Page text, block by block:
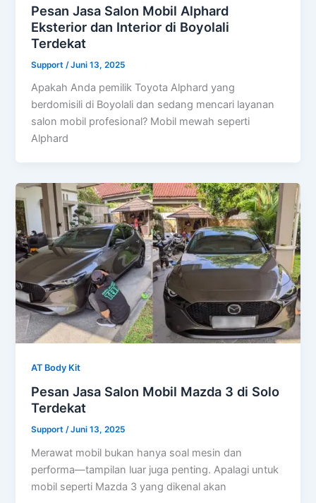
Pesan Jasa Salon Mobil Alphard
Eksterior dan Interior di Boyolali
Terdekat
Support /Juni 13, 2025
Apakah Anda pemilik Toyota Alphard yang
berdomisili di Boyolali dan sedang mencari layanan
salon mobil profesional? Mobil mewah seperti
Alphard
AT Body Kit
Pesan Jasa Salon Mobil Mazda 3 di Solo
Terdekat
Support/Juni 13, 2025
Merawat mobil bukan hanya soal mesin dan
performa—tampilan luar juga penting. Apalagi untuk
mobil seperti Mazda 3 yang dikenal akan